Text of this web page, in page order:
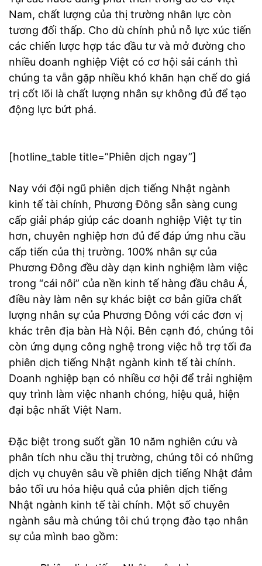
Nam, chất lượng của thị trường nhân lực còn
tương đối thấp. Cho dù chính phủ nỗ lực xúc tiến
các chiến lược hợp tác đầu tư và mở đường cho
nhiều doanh nghiệp Việt có cơ hội sải cánh thì
chúng ta vẫn gặp nhiều khó khăn hạn chế do giá
trị cốt lõi là chất lượng nhân sự không đủ để tạo
động lực bứt phá.
[hotline_table title=”Phiên dịch ngay”]
Nay với đội ngũ phiên dịch tiếng Nhật ngành
kinh tế tài chính, Phương Đông sẵn sàng cung
cấp giải pháp giúp các doanh nghiệp Việt tự tin
hơn, chuyên nghiệp hơn đủ để đáp ứng nhu cầu
cấp tiến của thị trường. 100% nhân sự của
Phương Đông đều dày dạn kinh nghiệm làm việc
trong “cái nôi” của nền kinh tế hàng đầu châu Á,
điều này làm nên sự khác biệt cơ bản giữa chất
lượng nhân sự của Phương Đông với các đơn vị
khác trên địa bàn Hà Nội. Bên cạnh đó, chúng tôi
còn ứng dụng công nghệ trong việc hỗ trợ tối đa
phiên dịch tiếng Nhật ngành kinh tế tài chính.
Doanh nghiệp bạn có nhiều cơ hội để trải nghiệm
quy trình làm việc nhanh chóng, hiệu quả, hiện
đại bậc nhất Việt Nam.
Đặc biệt trong suốt gần 10 năm nghiên cứu và
phân tích nhu cầu thị trường, chúng tôi có những
dịch vụ chuyên sâu về phiên dịch tiếng Nhật đảm
bảo tối ưu hóa hiệu quả của phiên dịch tiếng
Nhật ngành kinh tế tài chính. Một số chuyên
ngành sâu mà chúng tôi chú trọng đào tạo nhân
sự của mình bao gồm: